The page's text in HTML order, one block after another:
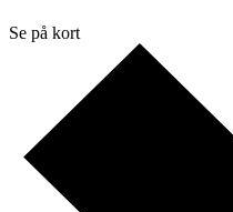
Se på kort